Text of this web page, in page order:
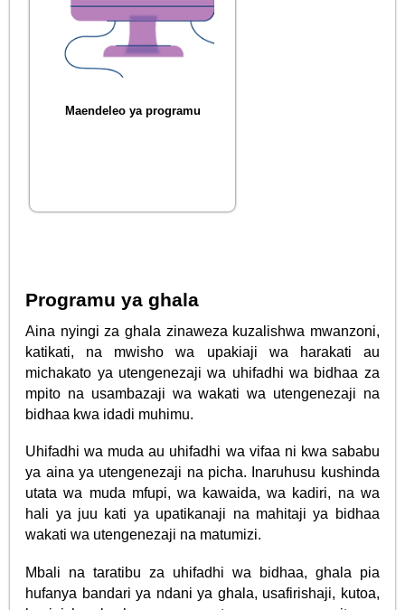
Maendeleo ya programu
Programu ya ghala
Aina nyingi za ghala zinaweza kuzalishwa mwanzoni,
katikati, na mwisho wa upakiaji wa harakati au
michakato ya utengenezaji wa uhifadhi wa bidhaa za
mpito na usambazaji wa wakati wa utengenezaji na
bidhaa kwa idadi muhimu.
Uhifadhi wa muda au uhifadhi wa vifaa ni kwa sababu
ya aina ya utengenezaji na picha. Inaruhusu kushinda
utata wa muda mfupi, wa kawaida, wa kadiri, na wa
hali ya juu kati ya upatikanaji na mahitaji ya bidhaa
wakati wa utengenezaji na matumizi.
Mbali na taratibu za uhifadhi wa bidhaa, ghala pia
hufanya bandari ya ndani ya ghala, usafirishaji, kutoa,